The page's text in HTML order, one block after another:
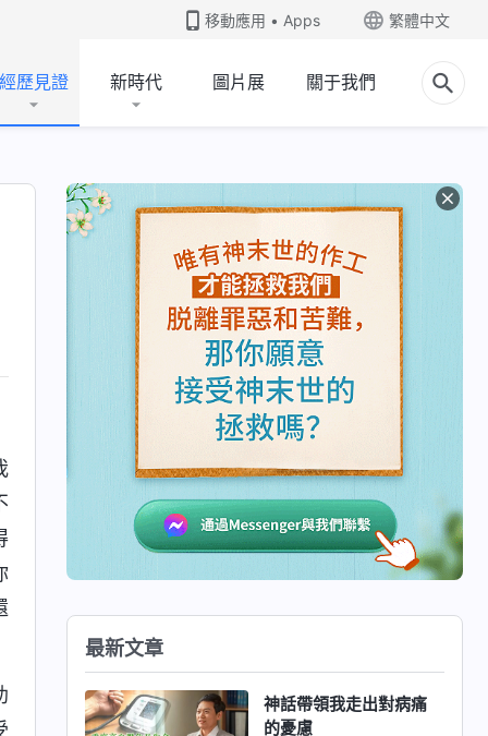
移動應用 • Apps 繁體中文
經歷見證 新時代 圖片展 關于我們
最新文章
神話帶領我走出對病痛
的憂慮